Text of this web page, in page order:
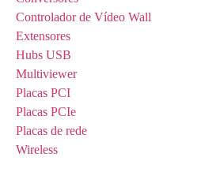
Controlador de Vídeo Wall
Extensores
Hubs USB
Multiviewer
Placas PCI
Placas PCIe
Placas de rede
Wireless